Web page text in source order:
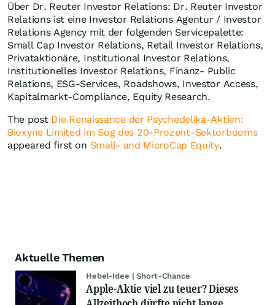
Über Dr. Reuter Investor Relations: Dr. Reuter Investor
Relations ist eine Investor Relations Agentur / Investor
Relations Agency mit der folgenden Servicepalette:
Small Cap Investor Relations, Retail Investor Relations,
Privataktionäre, Institutional Investor Relations,
Institutionelles Investor Relations, Finanz- Public
Relations, ESG-Services, Roadshows, Investor Access,
Kapitalmarkt-Compliance, Equity Research.
The post Die Renaissance der Psychedelika-Aktien:
Bioxyne Limited im Sog des 20-Prozent-Sektorbooms
appeared first on Small- and MicroCap Equity.
Aktuelle Themen
Hebel-Idee | Short-Chance
Apple-Aktie viel zu teuer? Dieses